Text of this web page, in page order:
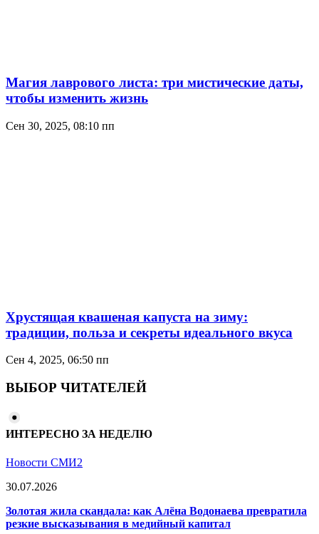
Магия лаврового листа: три мистические даты,
чтобы изменить жизнь
Сен 30, 2025, 08:10 пп
Хрустящая квашеная капуста на зиму:
традиции, польза и секреты идеального вкуса
Сен 4, 2025, 06:50 пп
ВЫБОР ЧИТАТЕЛЕЙ
ИНТЕРЕСНО ЗА НЕДЕЛЮ
Новости СМИ2
30.07.2026
Золотая жила скандала: как Алёна Водонаева превратила
резкие высказывания в медийный капитал